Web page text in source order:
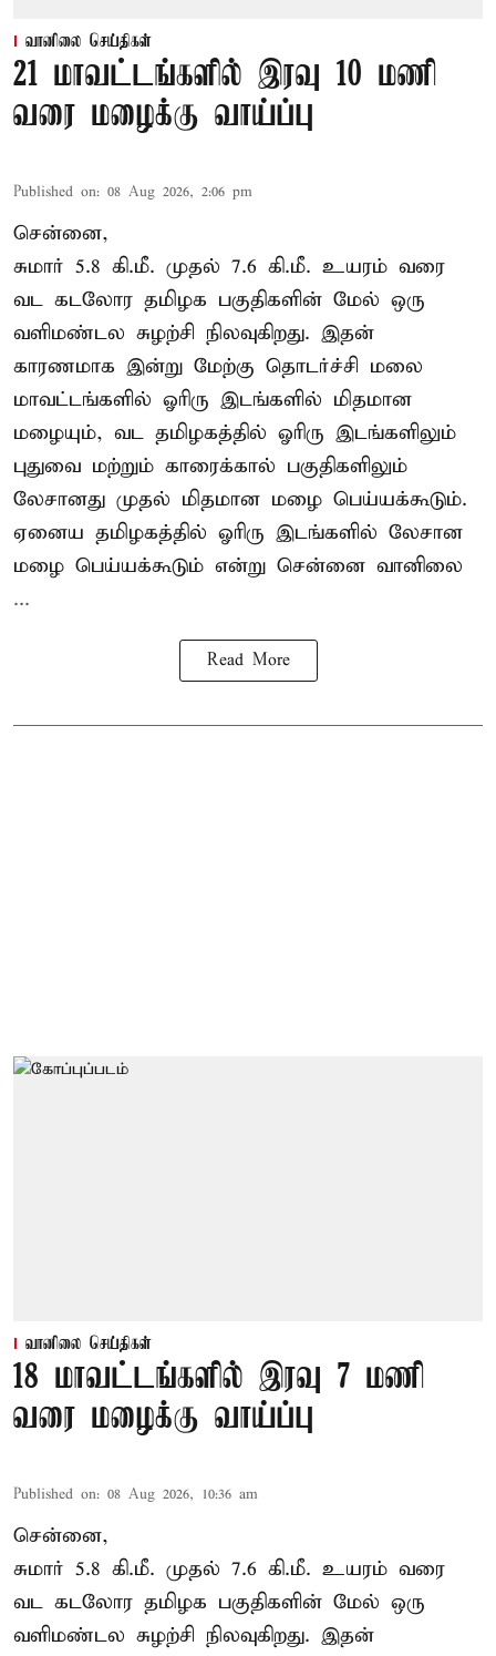
வானிலை செய்திகள்
21 மாவட்டங்களில் இரவு 10 மணி
வரை மழைக்கு வாய்ப்பு
Published on: 08 Aug 2026, 2:06 pm
சென்னை,
சுமார் 5.8 கி.மீ. முதல் 7.6 கி.மீ. உயரம் வரை
வட கடலோர தமிழக பகுதிகளின் மேல் ஒரு
வளிமண்டல சுழற்சி நிலவுகிறது. இதன்
காரணமாக இன்று மேற்கு தொடர்ச்சி மலை
மாவட்டங்களில் ஓரிரு இடங்களில் மிதமான
மழையும், வட தமிழகத்தில் ஓரிரு இடங்களிலும்
புதுவை மற்றும் காரைக்கால் பகுதிகளிலும்
லேசானது முதல் மிதமான மழை பெய்யக்கூடும்.
ஏனைய தமிழகத்தில் ஓரிரு இடங்களில் லேசான
மழை பெய்யக்கூடும் என்று சென்னை வானிலை
...
Read More
வானிலை செய்திகள்
18 மாவட்டங்களில் இரவு 7 மணி
வரை மழைக்கு வாய்ப்பு
Published on: 08 Aug 2026, 10:36 am
சென்னை,
சுமார் 5.8 கி.மீ. முதல் 7.6 கி.மீ. உயரம் வரை
வட கடலோர தமிழக பகுதிகளின் மேல் ஒரு
வளிமண்டல சுழற்சி நிலவுகிறது. இதன்